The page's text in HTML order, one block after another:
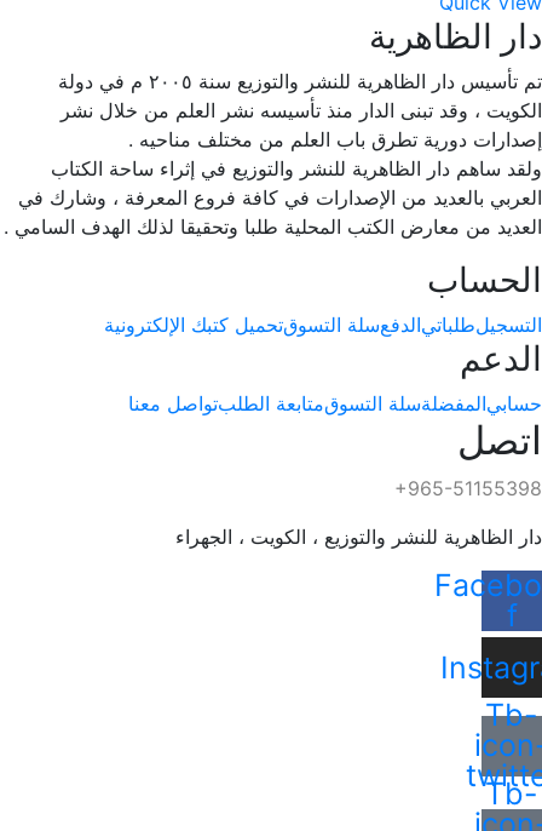
دار الظاهرية
تم تأسيس دار الظاهرية للنشر والتوزيع سنة ٢٠٠٥ م في دولة
الكويت ، وقد تبنى الدار منذ تأسيسه نشر العلم من خلال نشر
إصدارات دورية تطرق باب العلم من مختلف مناحيه .
ولقد ساهم دار الظاهرية للنشر والتوزيع في إثراء ساحة الكتاب
العربي بالعديد من الإصدارات في كافة فروع المعرفة ، وشارك في
العديد من معارض الكتب المحلية طلبا وتحقيقا لذلك الهدف السامي .
الحساب
التسجيلطلباتيالدفعسلة التسوقتحميل كتبك الإلكترونية
الدعم
حسابيالمفضلةسلة التسوقمتابعة الطلبتواصل معنا
اتصل
+965-51155398
دار الظاهرية للنشر والتوزيع ، الكويت ، الجهراء
f
Tb-
Tb-